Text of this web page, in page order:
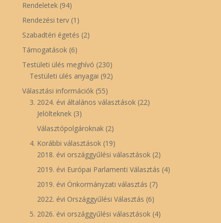
Rendeletek(94)
Rendezési terv(1)
Szabadtéri égetés (2)
Támogatások(6)
Testületi ülés meghívó (230)
Testületi ülés anyagai (92)
Választási információk(55)
3. 2024. évi általános választások(22)
Jelölteknek(3)
Választópolgároknak(2)
4. Korábbi választások(19)
2018. évi országgyűlési választások(2)
2019. évi Európai Parlamenti Választás (4)
2019. évi Önkormányzati választás (7)
2022. évi Országgyűlési Választás (6)
5. 2026. évi országgyűlési választások(4)